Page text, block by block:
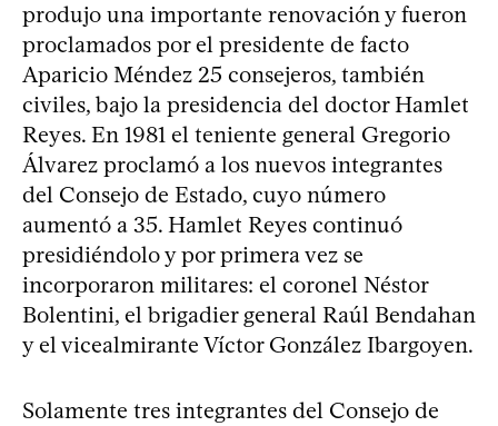
produjo una importante renovación y fueron
proclamados por el presidente de facto
Aparicio Méndez 25 consejeros, también
civiles, bajo la presidencia del doctor Hamlet
Reyes. En 1981 el teniente general Gregorio
Álvarez proclamó a los nuevos integrantes
del Consejo de Estado, cuyo número
aumentó a 35. Hamlet Reyes continuó
presidiéndolo y por primera vez se
incorporaron militares: el coronel Néstor
Bolentini, el brigadier general Raúl Bendahan
y el vicealmirante Víctor González Ibargoyen.
Solamente tres integrantes del Consejo de